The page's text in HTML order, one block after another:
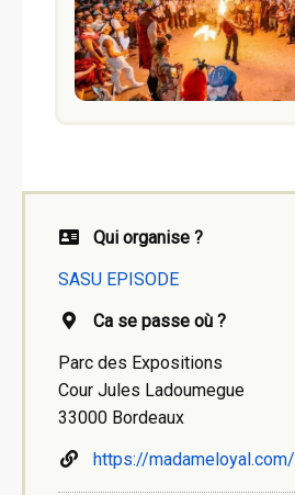
Qui organise ?
SASU EPISODE
Ca se passe où ?
Parc des Expositions
Cour Jules Ladoumegue
33000 Bordeaux
https://madameloyal.com/